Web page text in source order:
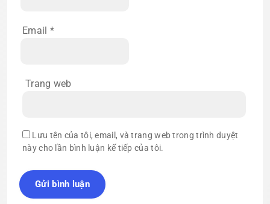
Email *
Trang web
Lưu tên của tôi, email, và trang web trong trình duyệt
này cho lần bình luận kế tiếp của tôi.